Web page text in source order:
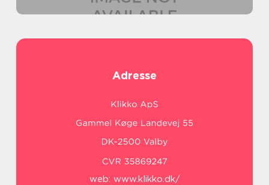
Adresse
web: www.klikko.dk/